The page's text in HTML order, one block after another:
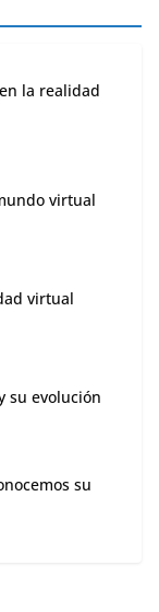
la realidad
virtual
virtual
su evolución
su